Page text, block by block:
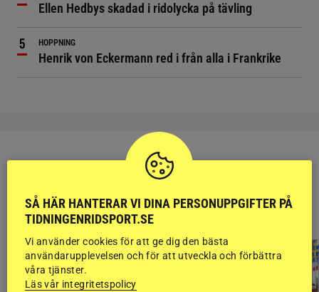
Ellen Hedbys skadad i ridolycka på tävling
HOPPNING
Henrik von Eckermann red i från alla i Frankrike
RIDSPORT
BLOGGAR
SÅ HÄR HANTERAR VI DINA PERSONUPPGIFTER PÅ
TIDNINGENRIDSPORT.SE
Vi använder cookies för att ge dig den bästa
användarupplevelsen och för att utveckla och förbättra
våra tjänster.
Läs vår integritetspolicy